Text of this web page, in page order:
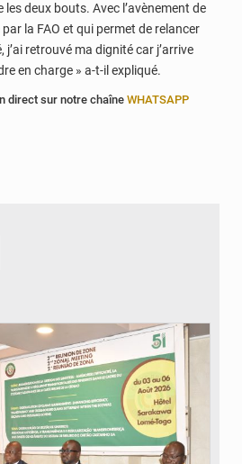
deux bouts. Avec l’avènement de
la FAO et qui permet de relancer
j’ai retrouvé ma dignité car j’arrive
en charge » a-t-il expliqué.
direct sur notre chaîne WHATSAPP